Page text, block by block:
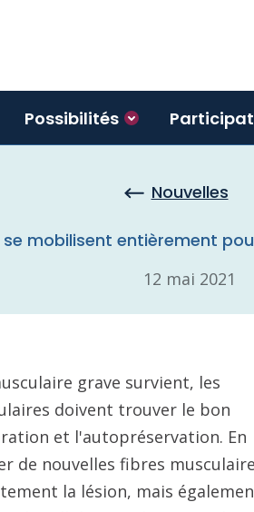
Possibilités
Nouvelles
se mobilisent entièrement
12 mai 2021
grave survient, les
doivent trouver le bon
et l'autopréservation. En
de nouvelles fibres
la lésion, mais